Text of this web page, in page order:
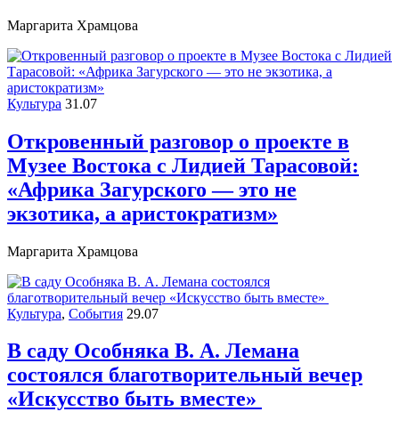
Маргарита Храмцова
Культура 31.07
Откровенный разговор о проекте в
Музее Востока c Лидией Тарасовой:
«Африка Загурского — это не
экзотика, а аристократизм»
Маргарита Храмцова
Культура, События 29.07
В саду Особняка В. А. Лемана
состоялся благотворительный вечер
«Искусство быть вместе»